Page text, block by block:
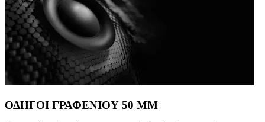
ΟΔΗΓΟΙ ΓΡΑΦΕΝΙΟΥ 50 MM